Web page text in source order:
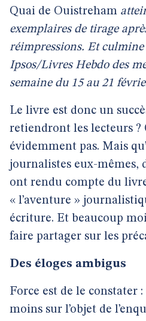
Quai de Ouistreham
exemplaires de tirage
réimpressions. Et culmine
Ipsos/Livres Hebdo des
semaine du 15 au 21
Le livre est donc un
retiendront les lecteurs ?
évidemment pas. Mais
journalistes eux-mêmes,
ont rendu compte du
« l’aventure »
écriture. Et beaucoup
faire partager sur les
Des éloges ambigus
Force est de le constater
moins sur l’objet de